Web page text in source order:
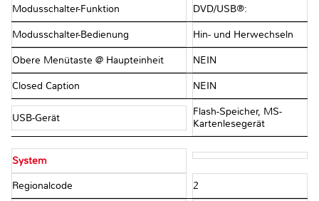
Modusschalter-Funktion DVD/USB®:
Modusschalter-Bedienung Hin- und Herwechseln
Obere Menütaste @ Haupteinheit NEIN
Closed Caption NEIN
USB-Gerät
Flash-Speicher, MS-
Kartenlesegerät
System
Regionalcode 2